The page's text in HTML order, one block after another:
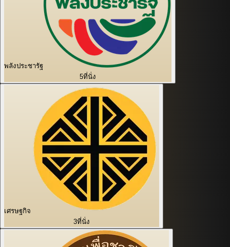
พลังประชารัฐ
5ที่นั่ง
เศรษฐกิจ
3ที่นั่ง